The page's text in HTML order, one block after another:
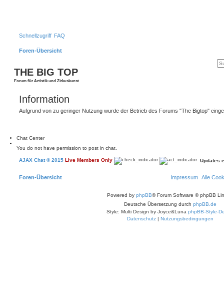
Schnellzugriff FAQ
Foren-Übersicht
THE BIG TOP
Forum für Artistik und Zirkuskunst
Information
Aufgrund von zu geringer Nutzung wurde der Betrieb des Forums "The Bigtop"
Chat Center
You do not have permission to post in chat.
AJAX Chat © 2015 Live Members Only Updates
Foren-Übersicht Alle
Impressum
Powered by phpBB® Forum Software © phpBB
Deutsche Übersetzung durch phpBB.de
Style: Multi Design by Joyce&Luna phpBB-Style-
Datenschutz | Nutzungsbedingungen